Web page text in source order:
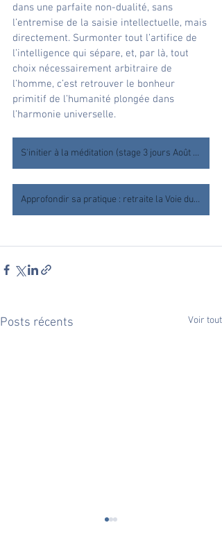
dans une parfaite non-dualité, sans
l’entremise de la saisie intellectuelle, mais
directement. Surmonter tout l’artifice de
l’intelligence qui sépare, et, par là, tout
choix nécessairement arbitraire de
l’homme, c’est retrouver le bonheur
primitif de l’humanité plongée dans
l’harmonie universelle.
S'initier à la méditation (stage 3 jours Août 2022)
Approfondir sa pratique : retraite la Voie du Guerrier (Août 2022)
Posts récents Voir tout